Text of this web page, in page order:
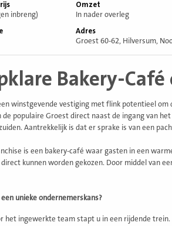
inbreng)
Omzet
In nader overleg
Adres
Groest 60-62, Hilversum,
Bakery-
winstgevende vestiging met flink potentieel
de populaire Groest direct naast de ingang van
Aantrekkelijk is dat er sprake is van een
is een bakery-café waar gasten in een
kunnen worden gekozen. Door middel van
unieke ondernemerskans?
het ingewerkte team stapt u in een rijdende trein.